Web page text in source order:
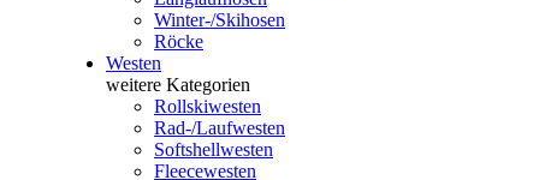
Winter-/Skihosen
Röcke
Westen
weitere Kategorien
Rollskiwesten
Rad-/Laufwesten
Softshellwesten
Fleecewesten